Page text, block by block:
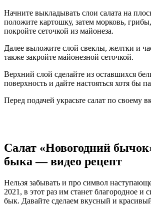
Начните выкладывать слои салата на
положите картошку, затем морковь,
покройте сеточкой из майонеза.
Далее выложите слой свеклы, желтки и
также закройте майонезной сеточкой.
Верхний слой сделайте из оставшихся
поверхность и дайте настояться хотя бы
Перед подачей украсьте салат по своему
Салат «Новогодний
быка — видео рецепт
Нельзя забывать и про символ
2021, в этот раз им станет благородное и
бык. Давайте сделаем вкусный и